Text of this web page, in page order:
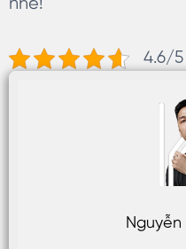
nhé!
4.6/5
Nguyễn